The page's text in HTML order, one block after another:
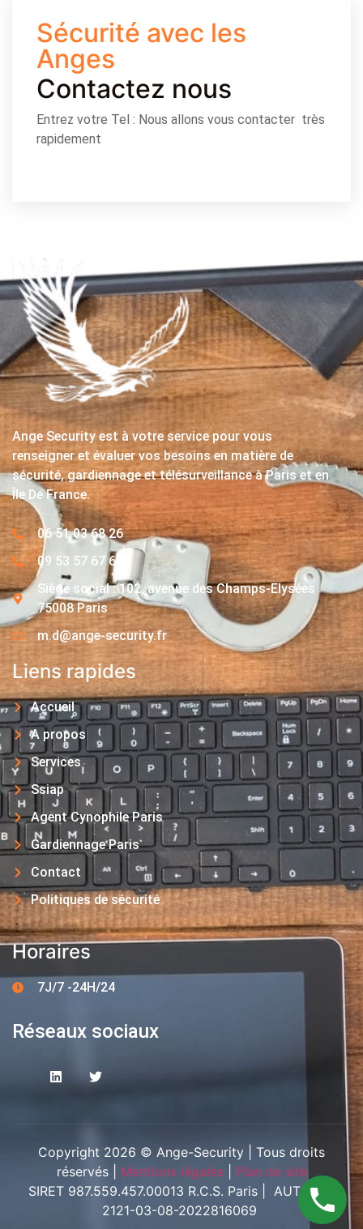
Sécurité avec les
Anges
Contactez nous
Entrez votre Tel : Nous allons vous contacter très
rapidement
Ange Security est à votre service pour vous
renseigner et évaluer vos besoins en matière de
sécurité, gardiennage et télésurveillance à Paris et en
Île De France.
06 51 03 68 26
09 53 57 67 63
Siège social : 102, avenue des Champs-Elysées
75008 Paris
m.d@ange-security.fr
Liens rapides
Accueil
A propos
Services
Ssiap
Agent Cynophile Paris
Gardiennage Paris
Contact
Politiques de sécurité
Horaires
7J/7 -24H/24
Réseaux sociaux
Copyright 2026 © Ange-Security | Tous droits
réservés | Mentions légales| Plan de site
SIRET 987.559.457.00013 R.C.S. Paris | AUT-094-
2121-03-08-2022816069